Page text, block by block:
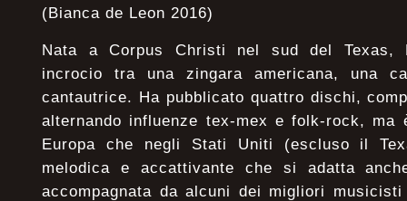
(Bianca de Leon 2016)
Nata a Corpus Christi nel sud del Texas,
incrocio tra una zingara americana, una
cantautrice. Ha pubblicato quattro dischi,
alternando influenze tex-mex e folk-rock, ma
Europa che negli Stati Uniti (escluso il
melodica e accattivante che si adatta
accompagnata da alcuni dei migliori